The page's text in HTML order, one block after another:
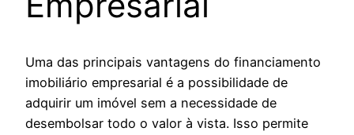
Uma das principais vantagens do financiamento
imobiliário empresarial é a possibilidade de
adquirir um imóvel sem a necessidade de
desembolsar todo o valor à vista. Isso permite